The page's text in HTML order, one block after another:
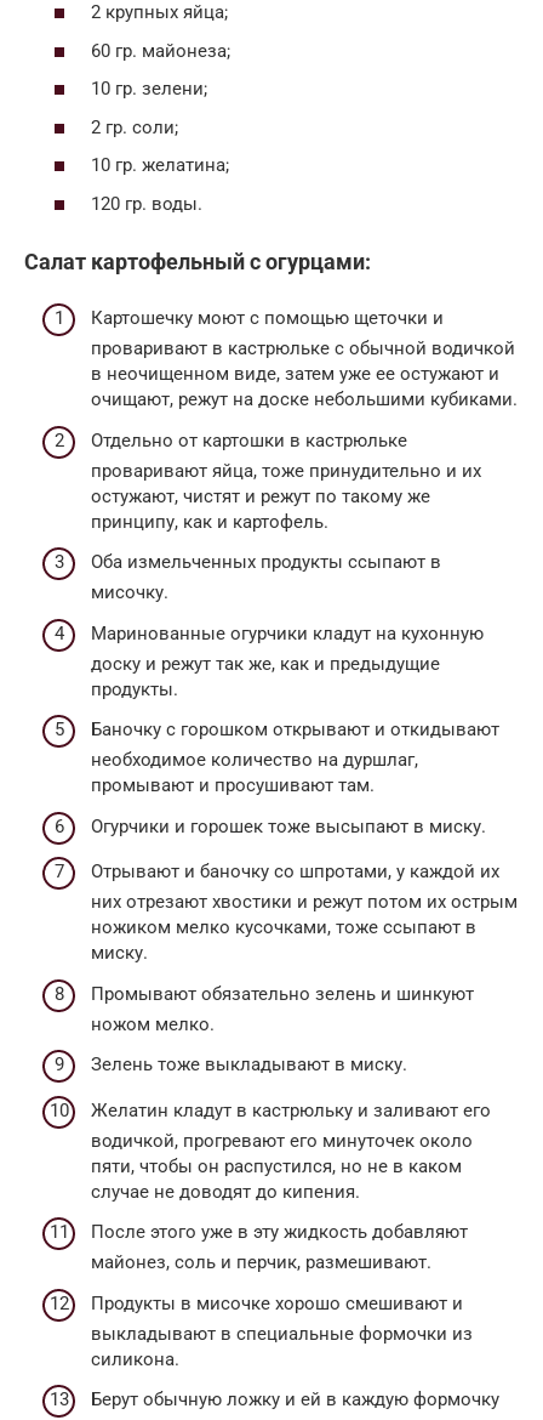
2 крупных яйца;
60 гр. майонеза;
10 гр. зелени;
2 гр. соли;
10 гр. желатина;
120 гр. воды.
Салат картофельный с огурцами:
Картошечку моют с помощью щеточки и
проваривают в кастрюльке с обычной водичкой
в неочищенном виде, затем уже ее остужают и
очищают, режут на доске небольшими кубиками.
Отдельно от картошки в кастрюльке
проваривают яйца, тоже принудительно и их
остужают, чистят и режут по такому же
принципу, как и картофель.
Оба измельченных продукты ссыпают в
мисочку.
Маринованные огурчики кладут на кухонную
доску и режут так же, как и предыдущие
продукты.
Баночку с горошком открывают и откидывают
необходимое количество на дуршлаг,
промывают и просушивают там.
Огурчики и горошек тоже высыпают в миску.
Отрывают и баночку со шпротами, у каждой их
них отрезают хвостики и режут потом их острым
ножиком мелко кусочками, тоже ссыпают в
миску.
Промывают обязательно зелень и шинкуют
ножом мелко.
Зелень тоже выкладывают в миску.
Желатин кладут в кастрюльку и заливают его
водичкой, прогревают его минуточек около
пяти, чтобы он распустился, но не в каком
случае не доводят до кипения.
После этого уже в эту жидкость добавляют
майонез, соль и перчик, размешивают.
Продукты в мисочке хорошо смешивают и
выкладывают в специальные формочки из
силикона.
Берут обычную ложку и ей в каждую формочку